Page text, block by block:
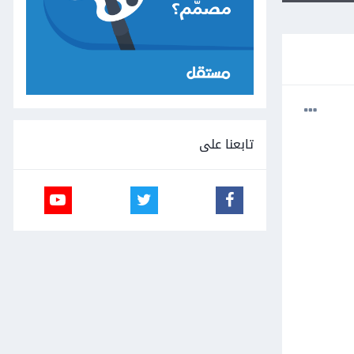
تابعنا على